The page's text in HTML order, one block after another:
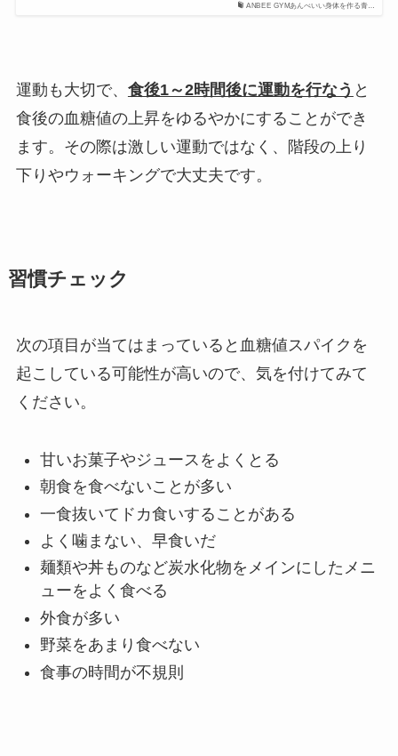
ANBEE GYMあんべいい身体を作る青…
運動も大切で、 食後1～2時間後に運動を行なう と
食後の血糖値の上昇をゆるやかにすることができ
ます。その際は激しい運動ではなく、階段の上り
下りやウォーキングで大丈夫です。
習慣チェック
次の項目が当てはまっていると血糖値スパイクを
起こしている可能性が高いので、気を付けてみて
ください。
甘いお菓子やジュースをよくとる
朝食を食べないことが多い
一食抜いてドカ食いすることがある
よく噛まない、早食いだ
麺類や丼ものなど炭水化物をメインにしたメニ
ューをよく食べる
外食が多い
野菜をあまり食べない
食事の時間が不規則